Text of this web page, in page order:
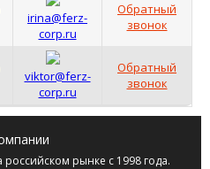
irina@ferz-
corp.ru
Обратный
звонок
viktor@ferz-
corp.ru
Обратный
звонок
российском рынке с 1998 года.